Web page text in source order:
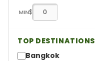
MIN$
TOP DESTINATIONS
Bangkok